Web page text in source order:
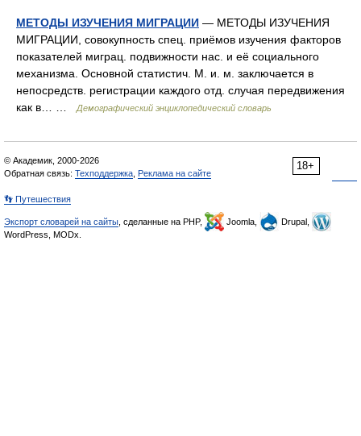
МЕТОДЫ ИЗУЧЕНИЯ МИГРАЦИИ — МЕТОДЫ ИЗУЧЕНИЯ
МИГРАЦИИ, совокупность спец. приёмов изучения факторов
показателей миграц. подвижности нас. и её социального
механизма. Основной статистич. М. и. м. заключается в
непосредств. регистрации каждого отд. случая передвижения
как в… …
Демографический энциклопедический словарь
18+
© Академик, 2000-2026
Обратная связь: Техподдержка Реклама на сайте
👣 Путешествия
Экспорт словарей на сайты , сделанные на PHP, Joomla,
Drupal,
WordPress, MODx.